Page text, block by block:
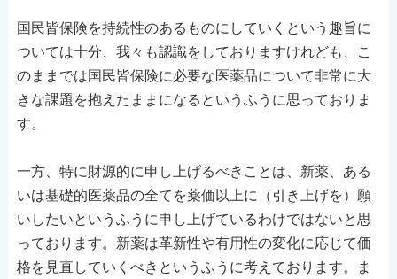
国民皆保険を持続性のあるものにしていくという趣旨に
ついては十分、我々も認識をしておりますけれども、こ
のままでは国民皆保険に必要な医薬品について非常に大
きな課題を抱えたままになるというふうに思っておりま
す。
一方、特に財源的に申し上げるべきことは、新薬、ある
いは基礎的医薬品の全てを薬価以上に（引き上げを）願
いしたいというふうに申し上げているわけではないと思
っております。新薬は革新性や有用性の変化に応じて価
格を見直していくべきというふうに考えております。ま